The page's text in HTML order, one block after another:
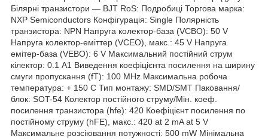
Білярні транзистори — BJT RoS: Подробиці Торгова марка:
NXP Semiconductors Конфігурація: Single Полярність
транзистора: NPN Напруга колектор-база (VCBO): 50 V
Напруга колектор-еміттер (VCEO), макс.: 45 V Напруга
емітер-база (VEBO): 6 V Максимальний постійний струм
кілектор: 0.1 A1 Виведення коефіцієнта посилення на ширину
смуги пропускання (fT): 100 MHz Максимальна робоча
температура: + 150 C Тип монтажу: SMD/SMT Паковання/
блок: SOT-54 Колектор постійного струму/Мін. коеф.
посилення транзистора (hfe): 420 Коефіцієнт посилення по
постійному струму (hFE), макс.: 420 at 2 mA at 5 V
Максимальне розсіювання потужності: 500 mW Мінімальна